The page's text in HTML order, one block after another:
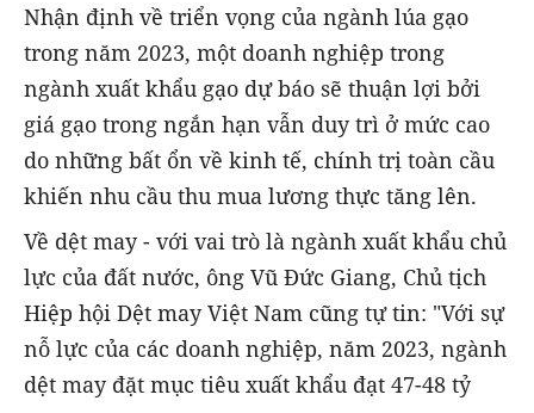
Nhận định về triển vọng của ngành lúa gạo
trong năm 2023, một doanh nghiệp trong
ngành xuất khẩu gạo dự báo sẽ thuận lợi bởi
giá gạo trong ngắn hạn vẫn duy trì ở mức cao
do những bất ổn về kinh tế, chính trị toàn cầu
khiến nhu cầu thu mua lương thực tăng lên.
Về dệt may - với vai trò là ngành xuất khẩu chủ
lực của đất nước, ông Vũ Đức Giang, Chủ tịch
Hiệp hội Dệt may Việt Nam cũng tự tin: "Với sự
nỗ lực của các doanh nghiệp, năm 2023, ngành
dệt may đặt mục tiêu xuất khẩu đạt 47-48 tỷ